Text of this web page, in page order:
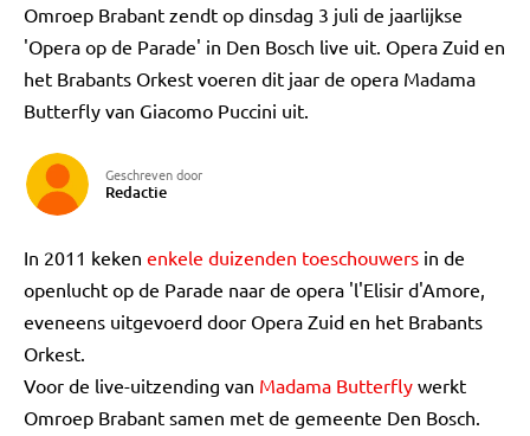
Omroep Brabant zendt op dinsdag 3 juli de jaarlijkse
'Opera op de Parade' in Den Bosch live uit. Opera Zuid en
het Brabants Orkest voeren dit jaar de opera Madama
Butterfly van Giacomo Puccini uit.
Geschreven door
Redactie
In 2011 keken enkele duizenden toeschouwers in de
openlucht op de Parade naar de opera 'l'Elisir d'Amore,
eveneens uitgevoerd door Opera Zuid en het Brabants
Orkest.
Voor de live-uitzending van Madama Butterfly werkt
Omroep Brabant samen met de gemeente Den Bosch.